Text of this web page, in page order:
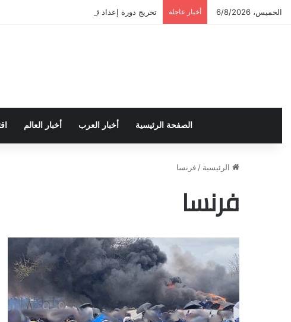
الخميس، 6/8/2026 أخبار عاجلة تخريج دورة إعداد قيادات أكاديمية لمناهضة
الصفحة الرئيسية أخبار العرب أخبار العالم
الرئيسية / فرنسا
فرنسا